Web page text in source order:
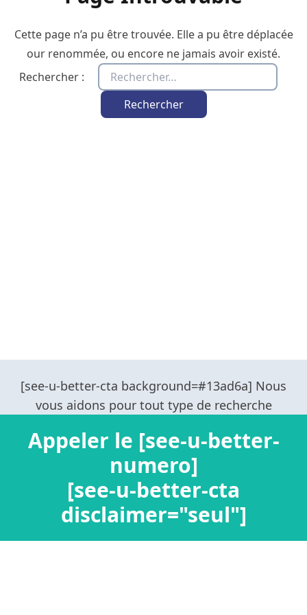
Cette page n’a pu être trouvée. Elle a pu être déplacée
our renommée, ou encore ne jamais avoir existé.
Rechercher :
Appeler le [see-u-better-
numero]
[see-u-better-cta
disclaimer="seul"]